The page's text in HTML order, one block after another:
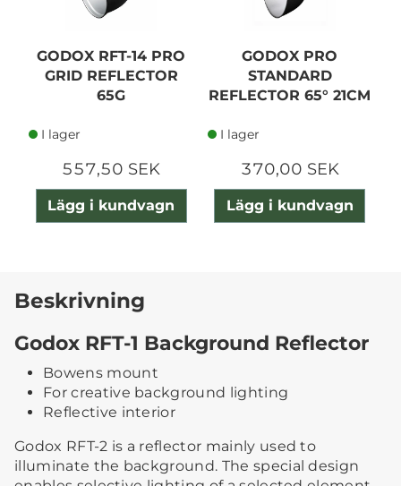
GODOX RFT-14 PRO
GRID REFLECTOR
65G
I lager
557,50 SEK
Lägg i kundvagn
GODOX PRO
STANDARD
REFLECTOR 65° 21CM
I lager
370,00 SEK
Lägg i kundvagn
Beskrivning
Godox RFT-1 Background Reflector
Bowens mount
For creative background lighting
Reflective interior
Godox RFT-2 is a reflector mainly used to
illuminate the background. The special design